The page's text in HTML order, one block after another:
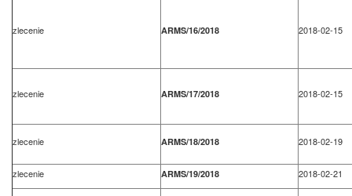
zlecenie ARMS/16/2018 2018-02-15
zlecenie ARMS/17/2018 2018-02-15
zlecenie ARMS/18/2018 2018-02-19
zlecenie ARMS/19/2018 2018-02-21